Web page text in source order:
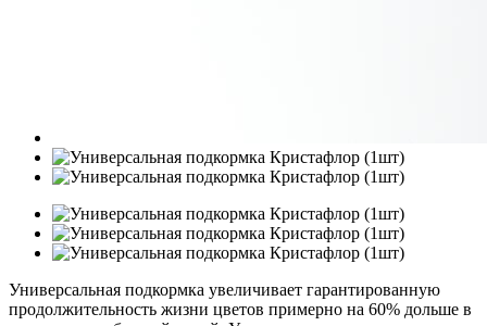
Универсальная подкормка увеличивает гарантированную
продолжительность жизни цветов примерно на 60% дольше в